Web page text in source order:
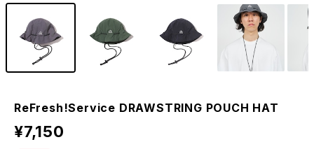
ReFresh!Service DRAWSTRING POUCH HAT
¥7,150